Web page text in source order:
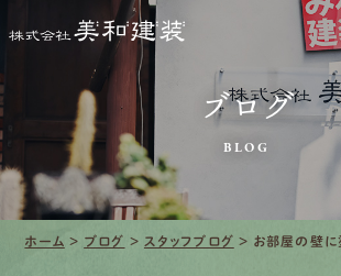
お家をきれいに
会社をきれいに
クリーニング
施工事例
ブログ
BLOG
ホーム > ブログ > スタッフブログ > お部屋の壁に